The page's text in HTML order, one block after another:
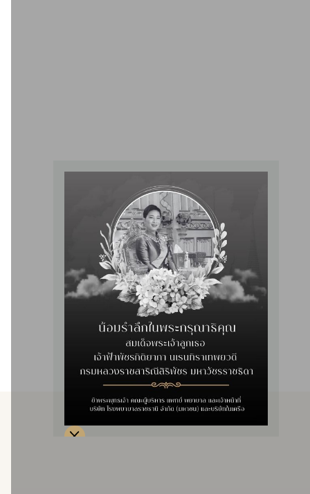
ศูนย์ผ่าตัดผ่านกล้อง
ให้บริการผ่าตัดผ่านกล้องโดยทีมแพทย์ผู้เชี่ยวชาญ พร้อมเครื่อง
มือที่ทันสมัย ซึ่งเป็นทางเลือกใหม่ในการผ่าตัดรักษาโรคที่มี
ประสิทธิภาพสูง ปลอดภัย แผลเล็ก ระยะเวลาในการพักฟื้นน้อย
กว่าการผ่าตัดแบบเปิดแผล